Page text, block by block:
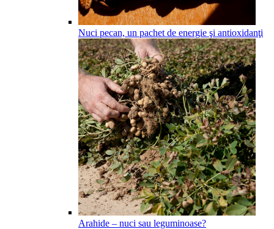
Nuci pecan, un pachet de energie şi antioxidanţi
Arahide – nuci sau leguminoase?